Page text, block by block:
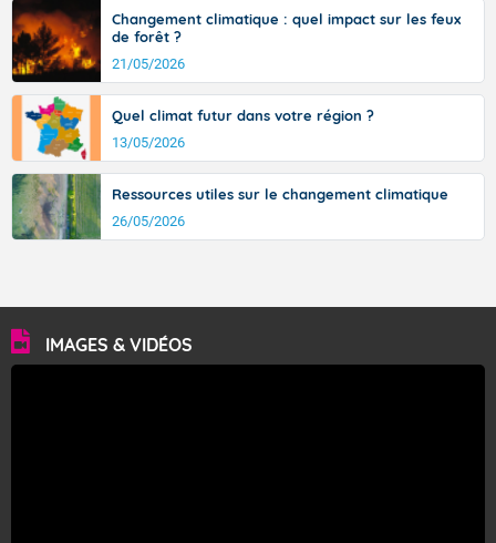
Changement climatique : quel impact sur les feux
de forêt ?
21/05/2026
Quel climat futur dans votre région ?
13/05/2026
Ressources utiles sur le changement climatique
26/05/2026
IMAGES & VIDÉOS